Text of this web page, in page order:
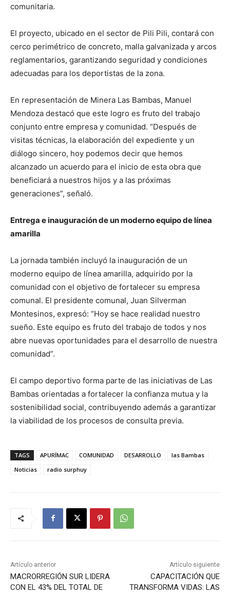
comunitaria.
El proyecto, ubicado en el sector de Pili Pili, contará con
cerco perimétrico de concreto, malla galvanizada y arcos
reglamentarios, garantizando seguridad y condiciones
adecuadas para los deportistas de la zona.
En representación de Minera Las Bambas, Manuel
Mendoza destacó que este logro es fruto del trabajo
conjunto entre empresa y comunidad. “Después de
visitas técnicas, la elaboración del expediente y un
diálogo sincero, hoy podemos decir que hemos
alcanzado un acuerdo para el inicio de esta obra que
beneficiará a nuestros hijos y a las próximas
generaciones”, señaló.
Entrega e inauguración de un moderno equipo de línea
amarilla
La jornada también incluyó la inauguración de un
moderno equipo de línea amarilla, adquirido por la
comunidad con el objetivo de fortalecer su empresa
comunal. El presidente comunal, Juan Silverman
Montesinos, expresó: “Hoy se hace realidad nuestro
sueño. Este equipo es fruto del trabajo de todos y nos
abre nuevas oportunidades para el desarrollo de nuestra
comunidad”.
El campo deportivo forma parte de las iniciativas de Las
Bambas orientadas a fortalecer la confianza mutua y la
sostenibilidad social, contribuyendo además a garantizar
la viabilidad de los procesos de consulta previa.
TAGS APURÍMAC COMUNIDAD DESARROLLO
las Bambas
Noticias
radio surphuy
Artículo anterior
MACRORREGIÓN SUR LIDERA
CON EL 43% DEL TOTAL DE
Artículo siguiente
CAPACITACIÓN QUE
TRANSFORMA VIDAS: LAS